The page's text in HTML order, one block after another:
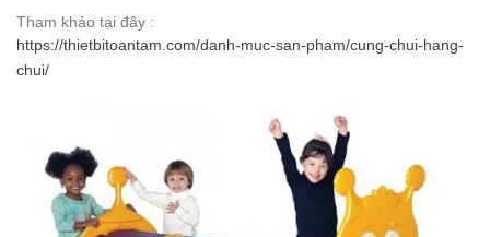
Tham khảo tại đây :
https://thietbitoantam.com/danh-muc-san-pham/cung-chui-hang-
chui/